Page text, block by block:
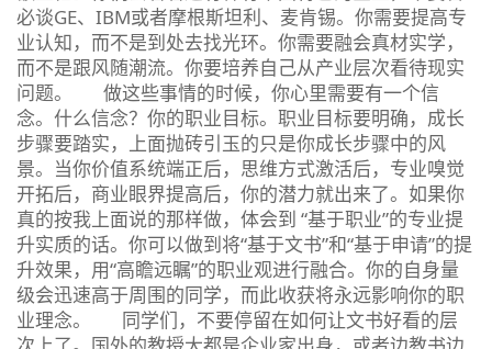
必谈GE、IBM或者摩根斯坦利、麦肯锡。你需要提高专
业认知，而不是到处去找光环。你需要融会真材实学，
而不是跟风随潮流。你要培养自己从产业层次看待现实
问题。 做这些事情的时候，你心里需要有一个信
念。什么信念？你的职业目标。职业目标要明确，成长
步骤要踏实，上面抛砖引玉的只是你成长步骤中的风
景。当你价值系统端正后，思维方式激活后，专业嗅觉
开拓后，商业眼界提高后，你的潜力就出来了。如果你
真的按我上面说的那样做，体会到 “基于职业”的专业提
升实质的话。你可以做到将“基于文书”和“基于申请”的提
升效果，用“高瞻远瞩”的职业观进行融合。你的自身量
级会迅速高于周围的同学，而此收获将永远影响你的职
业理念。 同学们，不要停留在如何让文书好看的层